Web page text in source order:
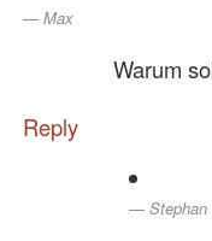
Max
Warum
Reply
Stephan